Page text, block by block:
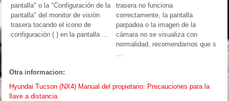
pantalla" o la "Configuración de la
pantalla" del monitor de visión
trasera tocando el icono de
configuración ( ) en la pantalla ...
trasera no funciona
correctamente, la pantalla
parpadea o la imagen de la
cámara no se visualiza con
normalidad, recomendamos que s
Otra informacion:
Hyundai Tucson (NX4) Manual del propietario: Precauciones para la
llave a distancia